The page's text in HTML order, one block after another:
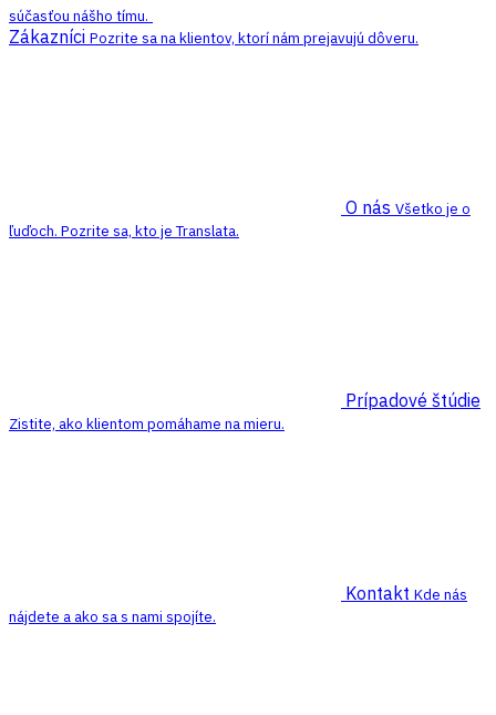
súčasťou nášho tímu.
Zákazníci Pozrite sa na klientov, ktorí nám prejavujú dôveru.
O nás Všetko je o
ľuďoch. Pozrite sa, kto je Translata.
Prípadové štúdie
Zistite, ako klientom pomáhame na mieru.
Kontakt Kde nás
nájdete a ako sa s nami spojíte.